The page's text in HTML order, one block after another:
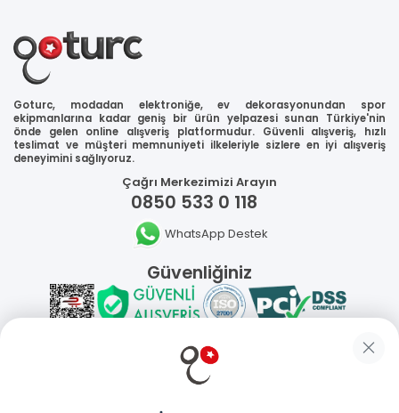
Goturc, modadan elektroniğe, ev dekorasyonundan spor
ekipmanlarına kadar geniş bir ürün yelpazesi sunan Türkiye'nin
önde gelen online alışveriş platformudur. Güvenli alışveriş, hızlı
teslimat ve müşteri memnuniyeti ilkeleriyle sizlere en iyi alışveriş
deneyimini sağlıyoruz.
Çağrı Merkezimizi Arayın
0850 533 0 118
WhatsApp Destek
Güvenliğiniz
Sosyal Medya